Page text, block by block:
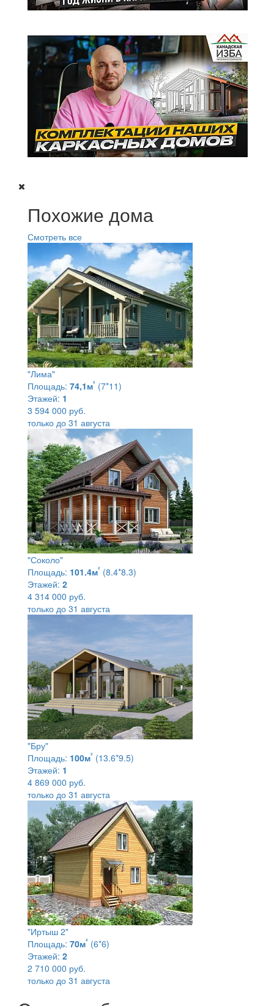
Похожие дома
Смотреть все
"Лима"
Площадь: 74,1м² (7*11)
Этажей: 1
3 594 000 руб.
только до 31 августа
"Соколо"
Площадь: 101.4м² (8.4*8.3)
Этажей: 2
4 314 000 руб.
только до 31 августа
"Бру"
Площадь: 100м² (13.6*9.5)
Этажей: 1
4 869 000 руб.
только до 31 августа
"Иртыш 2"
Площадь: 70м² (6*6)
Этажей: 2
2 710 000 руб.
только до 31 августа